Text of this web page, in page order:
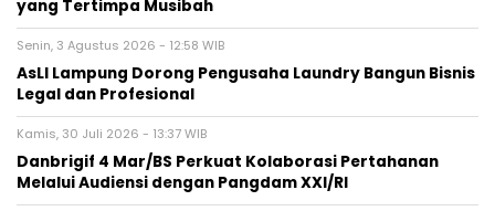
yang Tertimpa Musibah
Senin, 3 Agustus 2026 - 12:58 WIB
AsLI Lampung Dorong Pengusaha Laundry Bangun Bisnis
Legal dan Profesional
Kamis, 30 Juli 2026 - 13:37 WIB
Danbrigif 4 Mar/BS Perkuat Kolaborasi Pertahanan
Melalui Audiensi dengan Pangdam XXI/RI